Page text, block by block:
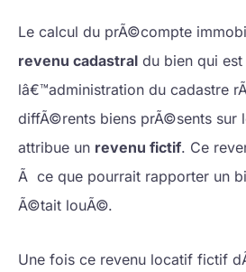
Le calcul du prÃ©compte
revenu cadastral du bien qui
lâ€™administration du cadastre
diffÃ©rents biens prÃ©sents sur
attribue un revenu fictif. Ce
Ã ce que pourrait rapporter un
Ã©tait louÃ©.
Une fois ce revenu locatif fictif